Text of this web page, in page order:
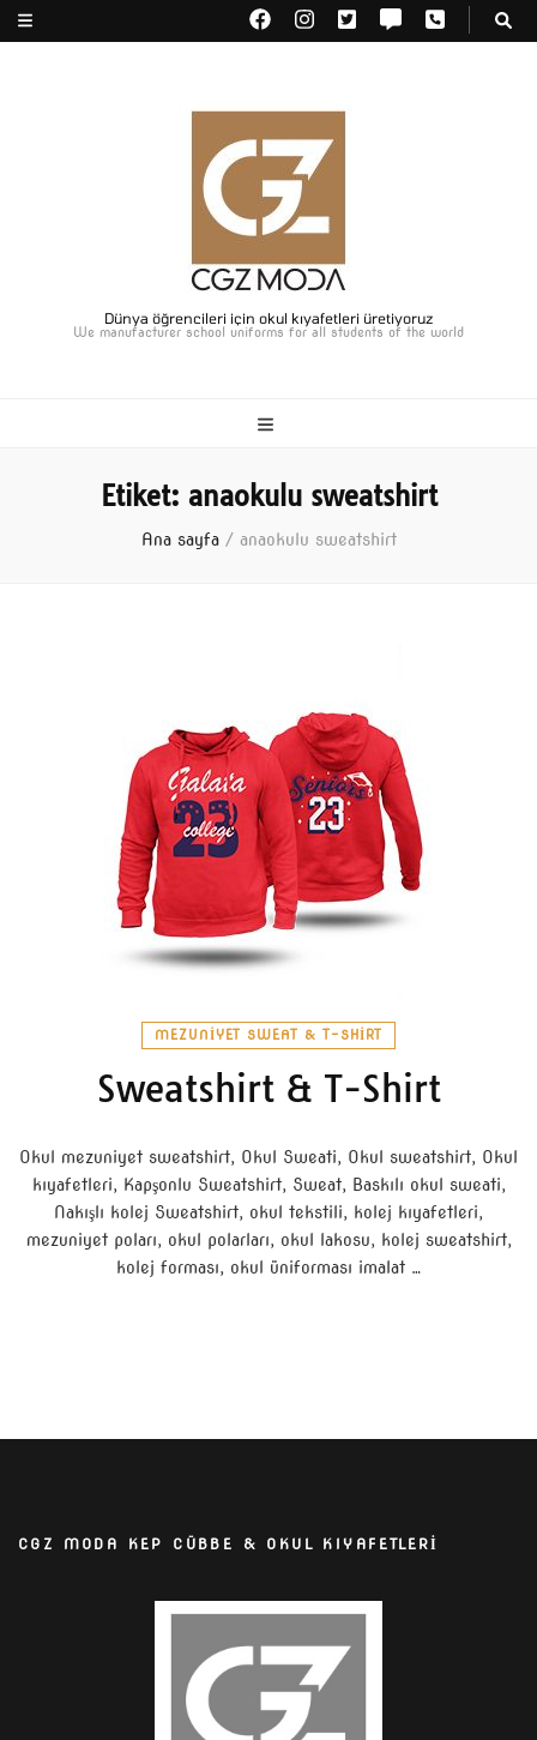
Dünya öğrencileri için okul kıyafetleri üretiyoruz
We manufacturer school uniforms for all students of the world
Etiket: anaokulu sweatshirt
Ana sayfa / anaokulu sweatshirt
MEZUNIYET SWEAT & T-SHIRT
Sweatshirt & T-Shirt
Okul mezuniyet sweatshirt, Okul Sweati, Okul sweatshirt, Okul
kıyafetleri, Kapşonlu Sweatshirt, Sweat, Baskılı okul sweati,
Nakışlı kolej Sweatshirt, okul tekstili, kolej kıyafetleri,
mezuniyet poları, okul polarları, okul lakosu, kolej sweatshirt,
kolej forması, okul üniforması imalat …
CGZ MODA KEP CÜBBE & OKUL KIYAFETLERİ